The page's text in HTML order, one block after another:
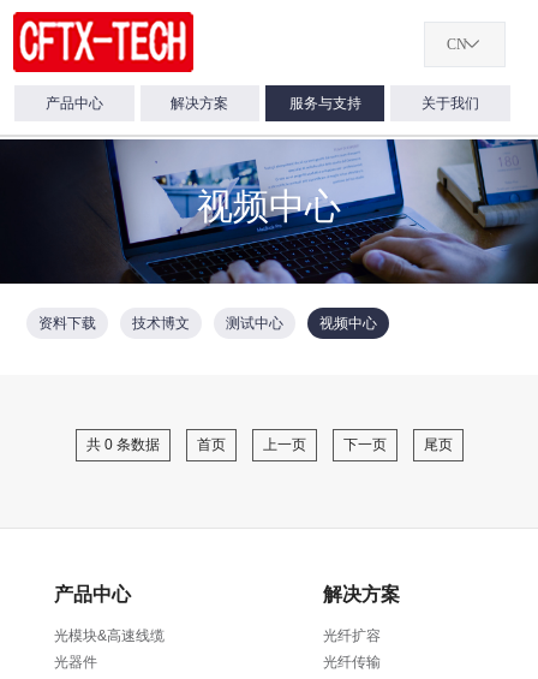
光模块&高速线缆  100G光模块
QSFP-100G-ZR4-AL
QSFP-100G-ER4-AL
QSFP-100G-LR4-AL
QSFP-100G-SR4-AL
SFP-10G-ER
SFP-10G-ZR
SFP-10G-BIDI-27/33nm
40KM

保偏跳线
Maintaining Fiber
cord
保偏光开关
Maintaining Optical

CFTX-MTP/MPO-LC
CFTX-MTP/MPO-
Patch cord
CFTX-MTP/MPO-
百千兆 SFP 1光8电工
换机
百千兆 SFP 1光4电工
换机
百千兆1x9-2光6电工
百千兆1x9-1光1电工
机
CFTX-1U-DWDM-BA
CFTX-EDFA-BA/LA/
CFTX-DCM
CFTX-1U-DM04
光纤扩容
相干100G DWDM传输系统
10G DWDM长距传输解决方案
光纤传输
MLAG网络优化解决方案
MLAG网络优化解决方案
资料下载
技术博文
测试中心
视频中心
服务支持
OEM服务
售后服务
保修服务
企业文化
品质承诺
供应商管理
服务体验
新闻中心
产品动态
公司新闻
行业资讯
产品中心 解决方案 服务与支持 关于我们

CN
视频中心
资料下载 技术博文 测试中心 视频中心
共 0 条数据 首页 上一页 下一页 尾页
产品中心
光模块&高速线缆
光器件
解决方案
光纤扩容
光纤传输